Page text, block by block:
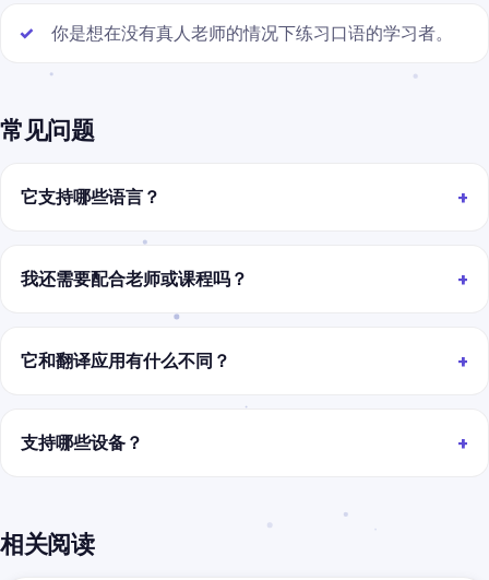
你是想在没有真人老师的情况下练习口语的学习者。
常见问题
它支持哪些语言？
我还需要配合老师或课程吗？
它和翻译应用有什么不同？
支持哪些设备？
相关阅读